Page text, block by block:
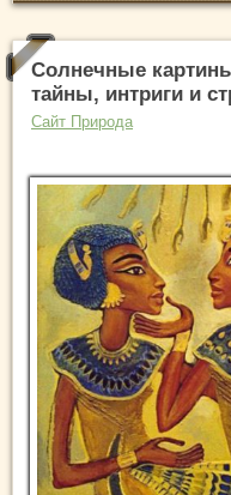
Солнечные
тайны, интриги и
Сайт Природа